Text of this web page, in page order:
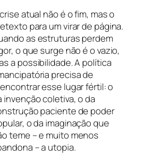
atual não é o fim, mas o
para um virar de página.
as estruturas perdem
o que surge não é o vazio,
a possibilidade. A política
precisa de
esse lugar fértil: o
invenção coletiva, o da
paciente de poder
o da imaginação que
teme – e muito menos
– a utopia.